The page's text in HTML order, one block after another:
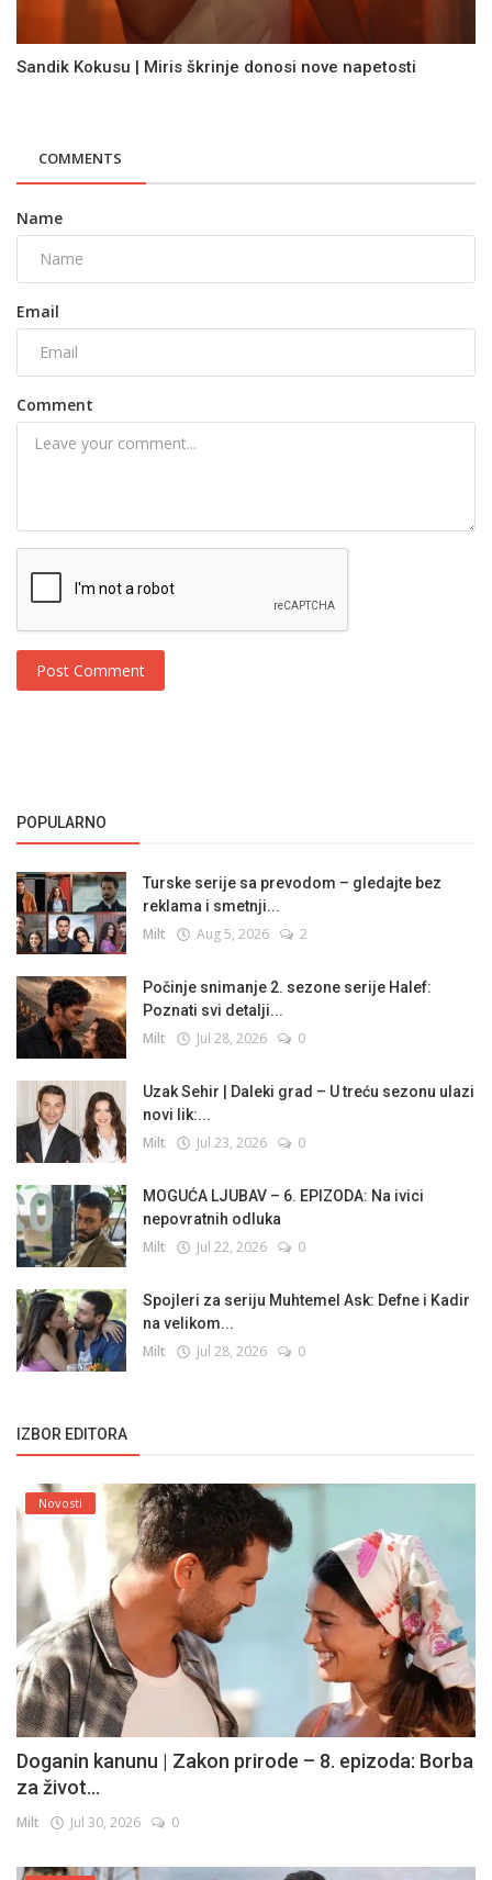
Sandik Kokusu | Miris škrinje donosi nove napetosti
COMMENTS
Name
Email
Comment
Post Comment
POPULARNO
Turske serije sa prevodom – gledajte bez
reklama i smetnji...
Milt Aug 5, 2026 2
Počinje snimanje 2. sezone serije Halef:
Poznati svi detalji...
Milt Jul 28, 2026 0
Uzak Sehir | Daleki grad – U treću sezonu ulazi
novi lik:...
Milt Jul 23, 2026 0
MOGUĆA LJUBAV – 6. EPIZODA: Na ivici
nepovratnih odluka
Milt Jul 22, 2026 0
Spojleri za seriju Muhtemel Ask: Defne i Kadir
na velikom...
Milt Jul 28, 2026 0
IZBOR EDITORA
Novosti
Doganin kanunu | Zakon prirode – 8. epizoda: Borba
za život...
Milt Jul 30, 2026 0